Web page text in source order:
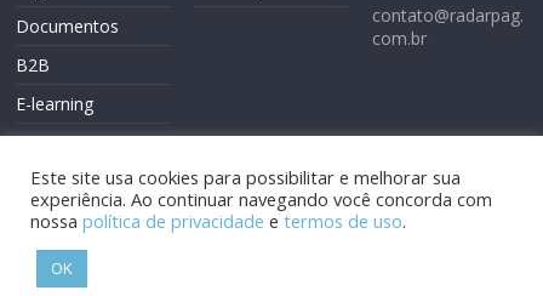
Documentos
B2B
E-learning
contato@radarpag.
com.br
Copyright © 2026
Este site usa cookies para possibilitar e melhorar sua
experiência. Ao continuar navegando você concorda com
nossa política de privacidade e termos de uso.
OK